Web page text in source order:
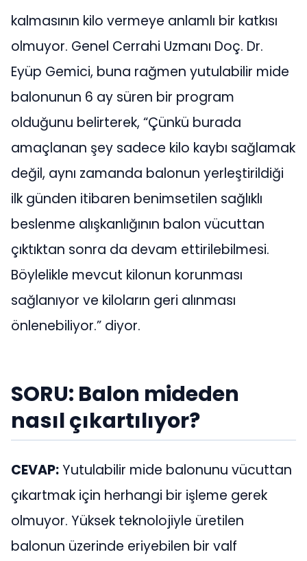
kalmasının kilo vermeye anlamlı bir katkısı
olmuyor. Genel Cerrahi Uzmanı Doç. Dr.
Eyüp Gemici, buna rağmen yutulabilir mide
balonunun 6 ay süren bir program
olduğunu belirterek, “Çünkü burada
amaçlanan şey sadece kilo kaybı sağlamak
değil, aynı zamanda balonun yerleştirildiği
ilk günden itibaren benimsetilen sağlıklı
beslenme alışkanlığının balon vücuttan
çıktıktan sonra da devam ettirilebilmesi.
Böylelikle mevcut kilonun korunması
sağlanıyor ve kiloların geri alınması
önlenebiliyor.” diyor.
SORU: Balon mideden
nasıl çıkartılıyor?
CEVAP:Yutulabilir mide balonunu vücuttan
çıkartmak için herhangi bir işleme gerek
olmuyor. Yüksek teknolojiyle üretilen
balonun üzerinde eriyebilen bir valf